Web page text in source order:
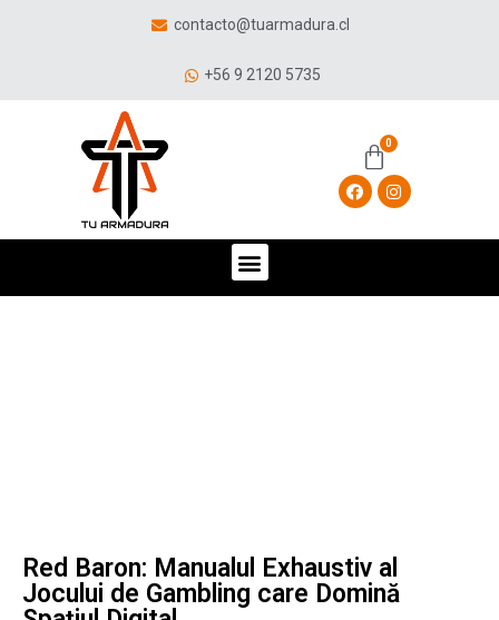
contacto@tuarmadura.cl
+56 9 2120 5735
Red Baron: Manualul Exhaustiv al
Jocului de Gambling care Domină